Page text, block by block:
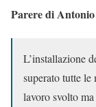
Parere di
L’installazione
superato tutte
lavoro svolto